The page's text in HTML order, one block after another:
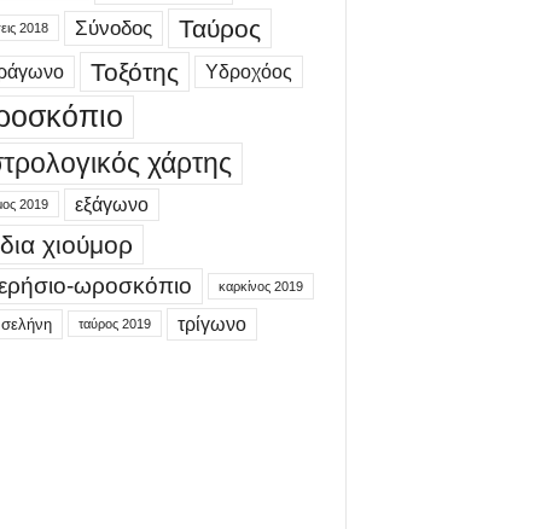
2018 Σύνοδος Ταύρος
Τοξότης Υδροχόος
χάρτης
2019 εξάγωνο
χιούμορ
ωροσκόπιο καρκίνος 2019
ταύρος 2019 τρίγωνο